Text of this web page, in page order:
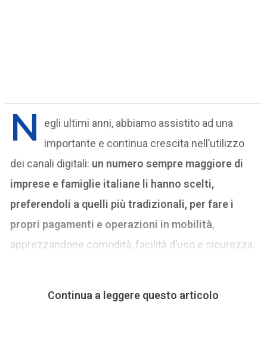
N
egli ultimi anni, abbiamo assistito ad una
importante e continua crescita nell’utilizzo
dei canali digitali: un numero sempre maggiore di
imprese e famiglie italiane li hanno scelti,
preferendoli a quelli più tradizionali, per fare i
propri pagamenti e operazioni in mobilità,
apprezzandone comodità, facilità d’uso e sicurezza.
Continua a leggere questo articolo